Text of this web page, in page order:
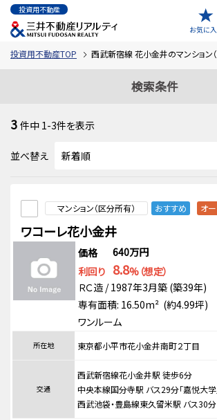
投資用不動産
お気に
投資用不動産TOP 西武新宿線 花小金井のマンション
検索条件
3 件中 1-3件を表示
並べ替え
マンション（区分所有） おすすめ オ
ワコーレ花小金井
価格
640万円
利回り 8.8%（想定）
ＲＣ造 / 1987年3月築 (築39年)
専有面積: 16.50m² (約4.99坪)
ワンルーム
所在地 東京都小平市花小金井南町２丁目
交通
西武新宿線花小金井駅 徒歩6分
中央本線国分寺駅 バス29分「嘉悦大
西武池袋・豊島線東久留米駅 バス30